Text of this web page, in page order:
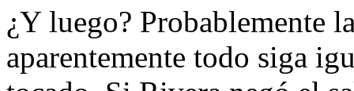
¿Y luego? Probablemente
aparentemente todo siga